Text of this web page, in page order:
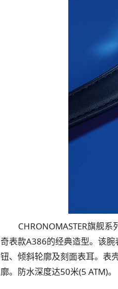
CHRONOMASTER旗舰
奇表款A386的经典造型。该
钮、倾斜轮廓及刻面表耳。表
廓。防水深度达50米(5 ATM)。